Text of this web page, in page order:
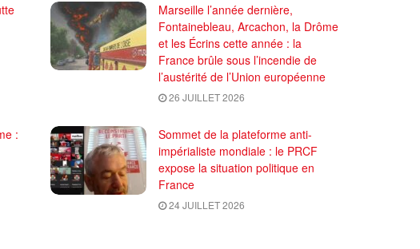
Marseille l’année dernière,
Fontainebleau, Arcachon, la Drôme
et les Écrins cette année : la
France brûle sous l’incendie de
l’austérité de l’Union européenne
26 JUILLET 2026
:
Sommet de la plateforme anti-
impérialiste mondiale : le PRCF
expose la situation politique en
France
24 JUILLET 2026